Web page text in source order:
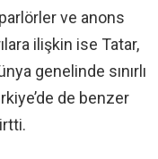
ve anons
ilişkin ise Tatar,
genelinde sınırlı
de benzer